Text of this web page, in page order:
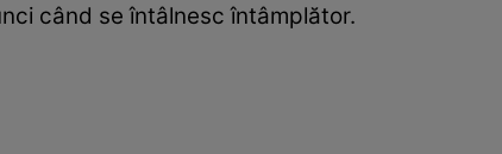
când se întâlnesc întâmplător.